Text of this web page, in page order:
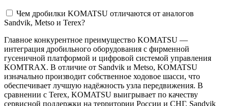
Чем дробилки KOMATSU отличаются от аналогов
Sandvik, Metso и Terex?
Главное конкурентное преимущество KOMATSU —
интеграция дробильного оборудования с фирменной
гусеничной платформой и цифровой системой управления
KOMTRAX. В отличие от Sandvik и Metso, KOMATSU
изначально производит собственное ходовое шасси, что
обеспечивает лучшую надёжность узла передвижения. В
сравнении с Terex, KOMATSU выигрывает по качеству
сервисной поддержки на территории России и СНГ. Sandvik